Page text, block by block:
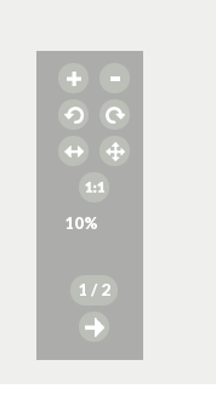
10%
1 / 2